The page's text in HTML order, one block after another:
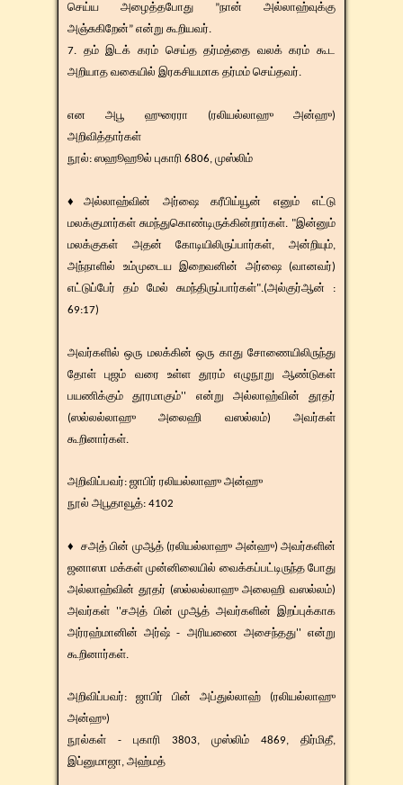
செய்ய அழைத்தபோது ”நான் அல்லாஹ்வுக்கு
அஞ்சுகிறேன்” என்று கூறியவர்.
7. தம் இடக் கரம் செய்த தர்மத்தை வலக் கரம் கூட
அறியாத வகையில் இரகசியமாக தர்மம் செய்தவர்.
என அபூ ஹுரைரா (ரலியல்லாஹு அன்ஹு)
அறிவித்தார்கள்
​நூல்: ஸஹூஹூல் புகாரி 6806, முஸ்லிம்
♦அல்லாஹ்வின் அர்ஷை கரீபிய்யூன் எனும் எட்டு
மலக்குமார்கள் சுமந்துகொண்டிருக்கின்றார்கள். "இன்னும்
மலக்குகள் அதன் கோடியிலிருப்பார்கள், அன்றியும்,
அந்நாளில் உம்முடைய இறைவனின் அர்ஷை (வானவர்)
எட்டுப்பேர் தம் மேல் சுமந்திருப்பார்கள்".(அல்குர்ஆன் :
69:17)
அவர்களில் ஒரு மலக்கின் ஒரு காது சோணையிலிருந்து
தோள் புஜம் வரை உள்ள தூரம் எழுநூறு ஆண்டுகள்
பயணிக்கும் தூரமாகும்'' என்று அல்லாஹ்வின் தூதர்
(ஸல்லல்லாஹு அலைஹி வஸல்லம்) அவர்கள்
கூறினார்கள்.
​​அறிவிப்பவர்: ஜாபிர் ரலியல்லாஹு அன்ஹு
​நூல் அபூதாவூத்: 4102
♦ சஅத் பின் முஆத் (ரலியல்லாஹு அன்ஹு) அவர்களின்
ஜனாஸா மக்கள் முன்னிலையில் வைக்கப்பட்டிருந்த போது
அல்லாஹ்வின் தூதர் (ஸல்லல்லாஹு அலைஹி வஸல்லம்)
அவர்கள் ''சஅத் பின் முஆத் அவர்களின் இறப்புக்காக
அர்ரஹ்மானின் அர்ஷ் - அரியணை அசைந்தது'' என்று
கூறினார்கள்.
​​அறிவிப்பவர்: ஜாபிர் பின் அப்துல்லாஹ் (ரலியல்லாஹு
அன்ஹு)
​நூல்கள் - புகாரி 3803, முஸ்லிம் 4869, திர்மிதீ,
இப்னுமாஜா, அஹ்மத்